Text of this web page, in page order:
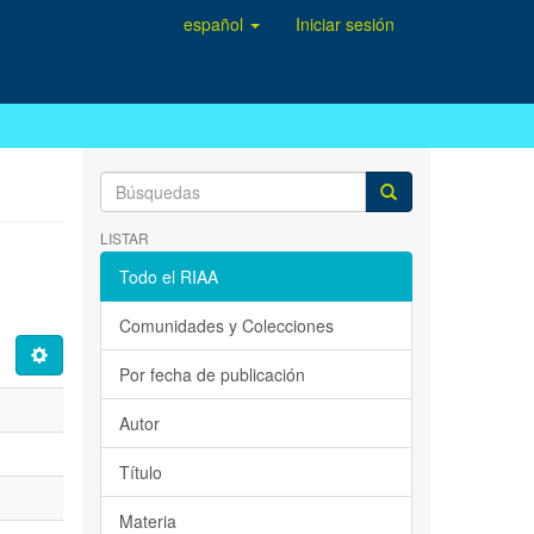
español Iniciar sesión
LISTAR
Todo el RIAA
Comunidades y Colecciones
Por fecha de publicación
Autor
Título
Materia